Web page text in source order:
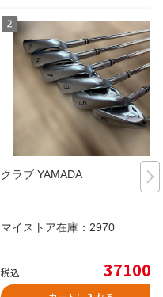
クラブ YAMADA
マイストア在庫： 2970
税込 37100